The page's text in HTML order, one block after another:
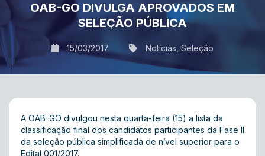
OAB-GO DIVULGA APROVADOS EM
SELEÇÃO PÚBLICA
15/03/2017 Notícias Seleção
A OAB-GO divulgou nesta quarta-feira (15) a lista da
classificação final dos candidatos participantes da Fase II
da seleção pública simplificada de nível superior para o
Edital 001/2017.